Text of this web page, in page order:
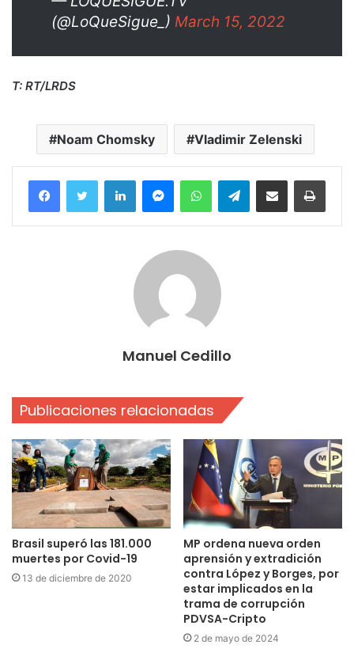
(@LoQueSigue_) March 15, 2022
T: RT/LRDS
Noam Chomsky Vladimir Zelenski
FacebookTwitter LinkedInMessengerWhatsAppTelegramCompartir por correo electrónico
Manuel Cedillo
Publicaciones relacionadas
Brasil superó las 181.000
muertes por Covid-19
13 de diciembre de 2020
MP ordena nueva orden
aprensión y extradición
contra López y Borges, por
estar implicados en la
trama de corrupción
PDVSA-Cripto
2 de mayo de 2024